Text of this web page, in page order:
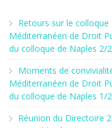
Retours sur le
Méditerranéen de Droit
du colloque de Naples 2/
Moments de
Méditerranéen de Droit
du colloque de Naples 1/
Réunion du Directoire